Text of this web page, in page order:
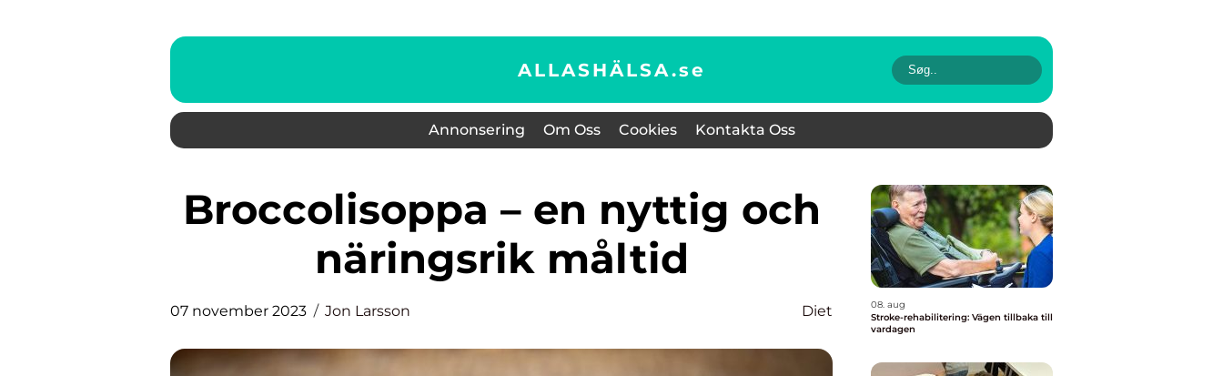
ALLASHÄLSA.se
Annonsering Om Oss Cookies Kontakta Oss
Broccolisoppa – en nyttig och
näringsrik måltid
07 november 2023 Jon Larsson Diet
08. aug
Stroke-rehabilitering: Vägen tillbaka till
vardagen